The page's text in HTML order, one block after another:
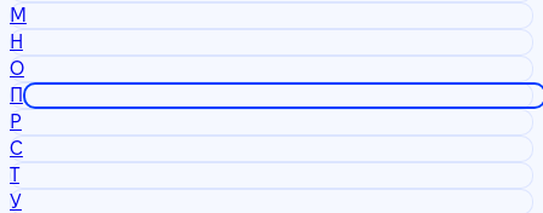
М
Н
О
П
Р
С
Т
У